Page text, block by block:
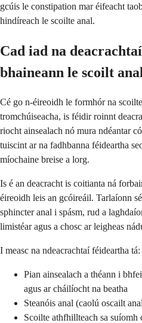
gcúis le constipation mar éifeacht
hindíreach le scoilte anal.
Cad iad na
bhaineann le scoilt
Cé go n-éireoidh le formhór na
tromchúiseacha, is féidir roinnt
riocht ainsealach nó mura ndéantar
tuiscint ar na fadhbanna féideartha
míochaine breise a lorg.
Is é an deacracht is coitianta ná
éireoidh leis an gcóireáil. Tarlaíonn
sphincter anal i spásm, rud a
limistéar agus a chosc ar leigheas
I measc na ndeacrachtaí féideartha tá:
Pian ainsealach a théann i
agus ar cháilíocht na beatha
Steanóis anal (caolú oscailt
Scoilte athfhillteach sa suíomh